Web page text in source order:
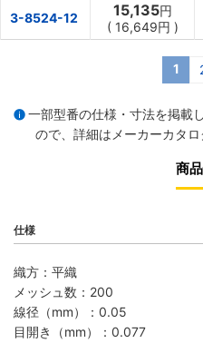
3-8524-12 15,135円
( 16,649円 )
1
一部型番の仕様・寸法を掲載
ので、詳細は メーカーカタ
商
仕様
織方：平織
メッシュ数：200
線径（mm）：0.05
目開き（mm）：0.077